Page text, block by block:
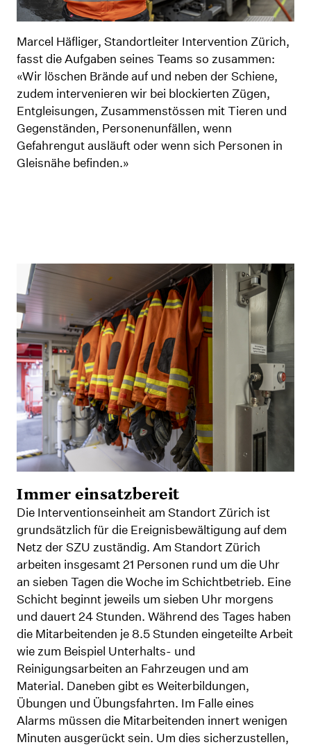
Marcel Häfliger, Standortleiter Intervention Zürich,
fasst die Aufgaben seines Teams so zusammen:
«Wir löschen Brände auf und neben der Schiene,
zudem intervenieren wir bei blockierten Zügen,
Entgleisungen, Zusammenstössen mit Tieren und
Gegenständen, Personenunfällen, wenn
Gefahrengut ausläuft oder wenn sich Personen in
Gleisnähe befinden.»
Immer einsatzbereit
Die Interventionseinheit am Standort Zürich ist
grundsätzlich für die Ereignisbewältigung auf dem
Netz der SZU zuständig. Am Standort Zürich
arbeiten insgesamt 21 Personen rund um die Uhr
an sieben Tagen die Woche im Schichtbetrieb. Eine
Schicht beginnt jeweils um sieben Uhr morgens
und dauert 24 Stunden. Während des Tages haben
die Mitarbeitenden je 8.5 Stunden eingeteilte Arbeit
wie zum Beispiel Unterhalts- und
Reinigungsarbeiten an Fahrzeugen und am
Material. Daneben gibt es Weiterbildungen,
Übungen und Übungsfahrten. Im Falle eines
Alarms müssen die Mitarbeitenden innert wenigen
Minuten ausgerückt sein. Um dies sicherzustellen,